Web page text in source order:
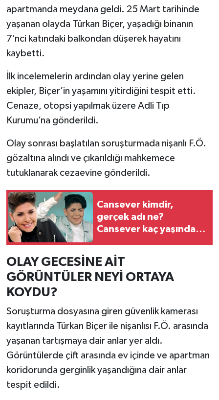
apartmanda meydana geldi. 25 Mart tarihinde
yaşanan olayda Türkan Biçer, yaşadığı binanın
7’nci katındaki balkondan düşerek hayatını
kaybetti.
İlk incelemelerin ardından olay yerine gelen
ekipler, Biçer’in yaşamını yitirdiğini tespit etti.
Cenaze, otopsi yapılmak üzere Adli Tıp
Kurumu’na gönderildi.
Olay sonrası başlatılan soruşturmada nişanlı F.Ö.
gözaltına alındı ve çıkarıldığı mahkemece
tutuklanarak cezaevine gönderildi.
Cansever kimdir,
gerçek adı ne?
Cansever kaç yaşında,
OLAY GECESİNE AİT
GÖRÜNTÜLER NEYİ ORTAYA
KOYDU?
Soruşturma dosyasına giren güvenlik kamerası
kayıtlarında Türkan Biçer ile nişanlısı F.Ö. arasında
yaşanan tartışmaya dair anlar yer aldı.
Görüntülerde çift arasında ev içinde ve apartman
koridorunda gerginlik yaşandığına dair anlar
tespit edildi.